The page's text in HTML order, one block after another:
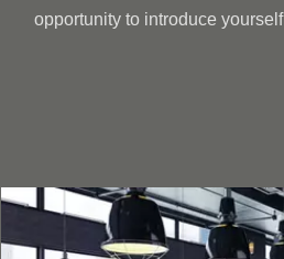
opportunity to introduce yourself